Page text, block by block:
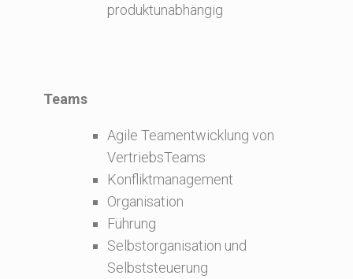
produktunabhängig
Teams
Agile Teamentwicklung von
VertriebsTeams
Konfliktmanagement
Organisation
Führung
Selbstorganisation und
Selbststeuerung